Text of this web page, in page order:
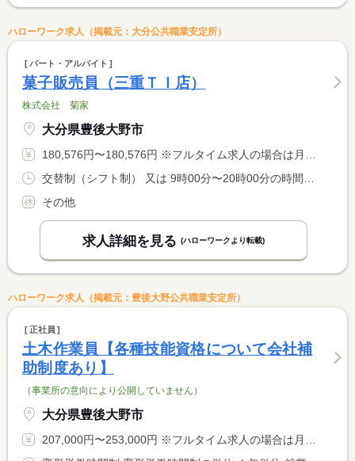
ハローワーク求人（掲載元：大分公共職業安定所）
パート・アルバイト
菓子販売員（三重ＴＩ店）
株式会社 菊家
大分県豊後大野市
180,576円〜180,576円 ※フルタイム求人の場合は月額（換算額）、パート求人の場合は時間額を表示しています。
その他
求人詳細を見る (ハローワークより転載)
ハローワーク求人（掲載元：豊後大野公共職業安定所）
正社員
土木作業員【各種技能資格について会社補
助制度あり】
（事業所の意向により公開していません）
大分県豊後大野市
207,000円〜253,000円 ※フルタイム求人の場合は月額（換算額）、パート求人の場合は時間額を表示しています。